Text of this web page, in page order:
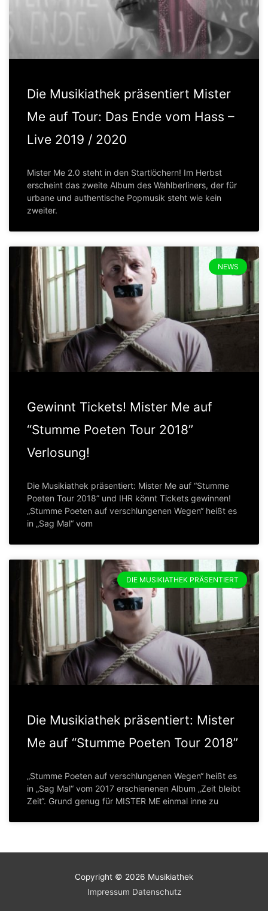
Die Musikiathek präsentiert Mister
Me auf Tour: Das Ende vom Hass –
Live 2019 / 2020
Mister Me 2.0 steht in den Startlöchern! Im Herbst
erscheint das zweite Album des Wahlberliners, der für
urbane und authentische Popmusik steht wie kein
zweiter.
NEWS
Gewinnt Tickets! Mister Me auf
“Stumme Poeten Tour 2018”
Verlosung!
Die Musikiathek präsentiert: Mister Me auf “Stumme
Poeten Tour 2018” und IHR könnt Tickets gewinnen!
„Stumme Poeten auf verschlungenen Wegen“ heißt es
in „Sag Mal“ vom
DIE MUSIKIATHEK PRÄSENTIERT
Die Musikiathek präsentiert: Mister
Me auf “Stumme Poeten Tour 2018”
„Stumme Poeten auf verschlungenen Wegen“ heißt es
in „Sag Mal“ vom 2017 erschienenen Album „Zeit bleibt
Zeit“. Grund genug für MISTER ME einmal inne zu
Copyright © 2026 Musikiathek
Impressum Datenschutz